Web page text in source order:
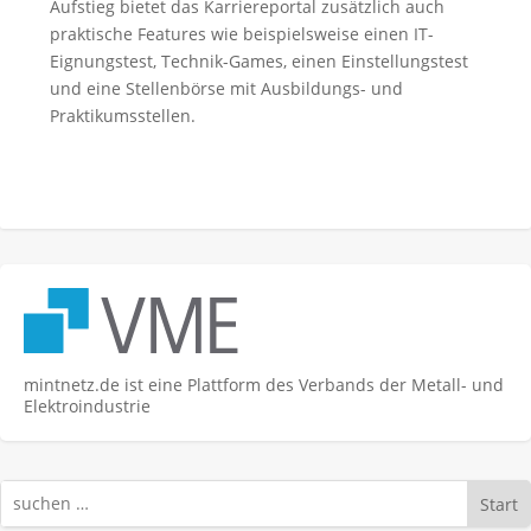
Aufstieg bietet das Karriereportal zusätzlich auch
praktische Features wie beispielsweise einen IT-
Eignungstest, Technik-Games, einen Einstellungstest
und eine Stellenbörse mit Ausbildungs- und
Praktikumsstellen.
mintnetz.de ist eine Plattform des Verbands der Metall- und
Elektroindustrie
Start